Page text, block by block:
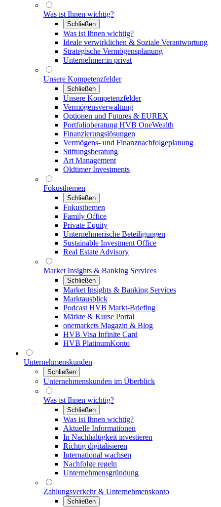
Was ist Ihnen wichtig?
Schließen
Was ist Ihnen wichtig?
Ideale verwirklichen & Soziale Verantwortung
Strategische Vermögensplanung
Unternehmer:in privat
Unsere Kompetenzfelder
Schließen
Unsere Kompetenzfelder
Vermögensverwaltung
Optionen und Futures & EUREX
Portfolioberatung HVB OneWealth
Finanzierungslösungen
Vermögens- und Finanznachfolgeplanung
Stiftungsberatung
Art Management
Oldtimer Investments
Fokusthemen
Schließen
Fokusthemen
Family Office
Private Equity
Unternehmerische Beteiligungen
Sustainable Investment Office
Real Estate Advisory
Market Insights & Banking Services
Schließen
Market Insights & Banking Services
Marktausblick
Podcast HVB Markt-Briefing
Märkte & Kurse Portal
onemarkets Magazin & Blog
HVB Visa Infinite Card
HVB PlatinumKonto
Unternehmenskunden
Schließen
Unternehmenskunden im Überblick
Was ist Ihnen wichtig?
Schließen
Was ist Ihnen wichtig?
Aktuelle Informationen
In Nachhaltigkeit investieren
Richtig digitalisieren
International wachsen
Nachfolge regeln
Unternehmensgründung
Zahlungsverkehr & Unternehmenskonto
Schließen